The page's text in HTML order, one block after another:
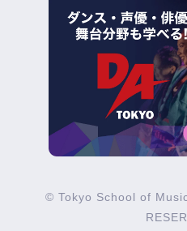
© Tokyo School of